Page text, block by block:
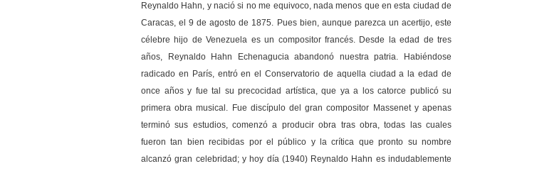
Reynaldo Hahn, y nació si no me equivoco, nada menos que en esta ciudad de
Caracas, el 9 de agosto de 1875. Pues bien, aunque parezca un acertijo, este
célebre hijo de Venezuela es un compositor francés. Desde la edad de tres
años, Reynaldo Hahn Echenagucia abandonó nuestra patria. Habiéndose
radicado en París, entró en el Conservatorio de aquella ciudad a la edad de
once años y fue tal su precocidad artística, que ya a los catorce publicó su
primera obra musical. Fue discípulo del gran compositor Massenet y apenas
terminó sus estudios, comenzó a producir obra tras obra, todas las cuales
fueron tan bien recibidas por el público y la crítica que pronto su nombre
alcanzó gran celebridad; y hoy día (1940) Reynaldo Hahn es indudablemente